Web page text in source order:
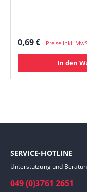
Regulärer Preis:
0,69 € Preise inkl.
In den
SERVICE-HOTLINE
Unterstützung und
049 (0)3761 2651